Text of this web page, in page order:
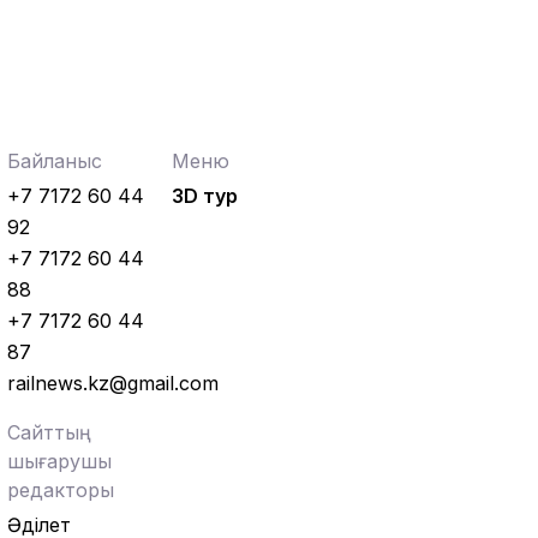
Жаңалықтар
жылындағы жұмысын
Байланыс
+7 7172 60 44
92
+7 7172 60 44
88
+7 7172 60 44
87
railnews.kz@gmail.com
Сайттың
шығарушы
редакторы
Әділет
Меню
3D тур